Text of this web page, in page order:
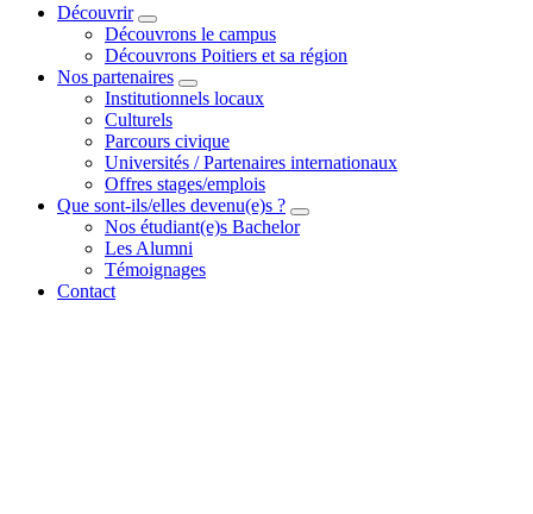
Découvrir
Découvrons le campus
Découvrons Poitiers et sa région
Nos partenaires
Institutionnels locaux
Culturels
Parcours civique
Universités / Partenaires internationaux
Offres stages/emplois
Que sont-ils/elles devenu(e)s ?
Nos étudiant(e)s Bachelor
Les Alumni
Témoignages
Contact